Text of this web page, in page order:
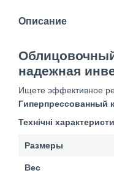
Описание
надежная
Ищете эффективное
Гиперпрессованный
Технічні
Размеры
Вес